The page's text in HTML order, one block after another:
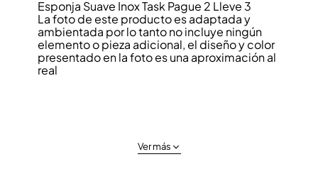
Esponja Suave Inox Task Pague 2 Lleve 3
La foto de este producto es adaptada y
ambientada por lo tanto no incluye ningún
elemento o pieza adicional, el diseño y color
presentado en la foto es una aproximación al
real
Ver más